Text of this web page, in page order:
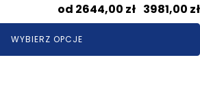
2644,00 zł 3981,00 zł
WYBIERZ OPCJE